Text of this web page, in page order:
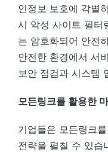
인정보 보호에 각별
시 악성 사이트 필터
는 암호화되어 안전
안전한 환경에서 서
보안 점검과 시스템
모든링크를 활용한
기업들은 모든링크
전략을 펼칠 수 있습